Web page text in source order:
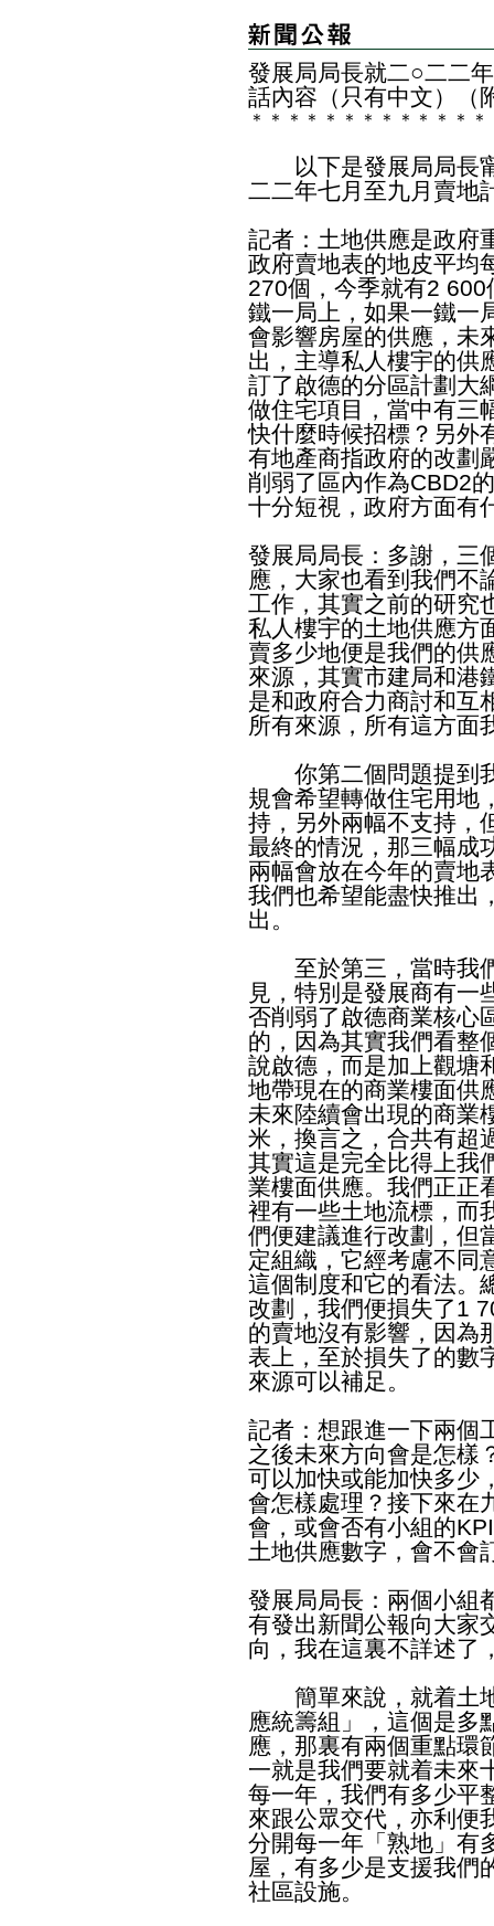
發展局局長就二○二二
話內容（只有中文）（
＊ ＊ ＊ ＊ ＊ ＊ ＊ ＊ ＊ ＊ ＊ ＊ ＊
以下是發展局局長甯
二二年七月至九月賣地
記者：土地供應是政府
政府賣地表的地皮平均
270個，今季就有2
鐵一局上，如果一鐵一
會影響房屋的供應，未
出，主導私人樓宇的供
訂了啟德的分區計劃大
做住宅項目，當中有三
快什麼時候招標？另外
有地產商指政府的改劃
削弱了區內作為CBD2
十分短視，政府方面有
發展局局長：多謝，三
應，大家也看到我們不
工作，其實之前的研究
私人樓宇的土地供應方
賣多少地便是我們的供
來源，其實市建局和港
是和政府合力商討和互
所有來源，所有這方面
你第二個問題提到我
規會希望轉做住宅用地
持，另外兩幅不支持，
最終的情況，那三幅成
兩幅會放在今年的賣地
我們也希望能盡快推出
出。
至於第三，當時我們
見，特別是發展商有一
否削弱了啟德商業核心
的，因為其實我們看整
說啟德，而是加上觀塘
地帶現在的商業樓面供
未來陸續會出現的商業
米，換言之，合共有超
其實這是完全比得上
業樓面供應。我們正正
裡有一些土地流標，而
們便建議進行改劃，但
定組織，它經考慮不同
這個制度和它的看法。
改劃，我們便損失了1
的賣地沒有影響，因為
表上，至於損失了的數
來源可以補足。
記者：想跟進一下兩個
之後未來方向會是怎樣
可以加快或能加快多少
會怎樣處理？接下來在
會，或會否有小組的
土地供應數字，會不會
發展局局長：兩個小組
有發出新聞公報向大家
向，我在這裏不詳述了
簡單來說，就着土
應統籌組」，這個是多
應，那裏有兩個重點環
一就是我們要就着未來
每一年，我們有多少平
來跟公眾交代，亦利便
分開每一年「熟地」
屋，有多少是支援我們
社區設施。